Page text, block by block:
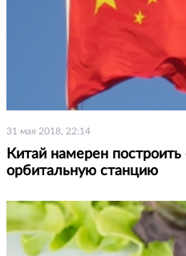
31 мая 2018, 22:14
Китай намерен
орбитальную станцию